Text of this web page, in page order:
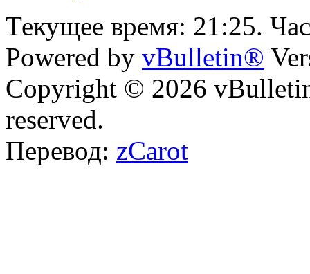
Текущее время: 21:25.
Powered by vBulletin®
Copyright © 2026
reserved.
Перевод: zCarot